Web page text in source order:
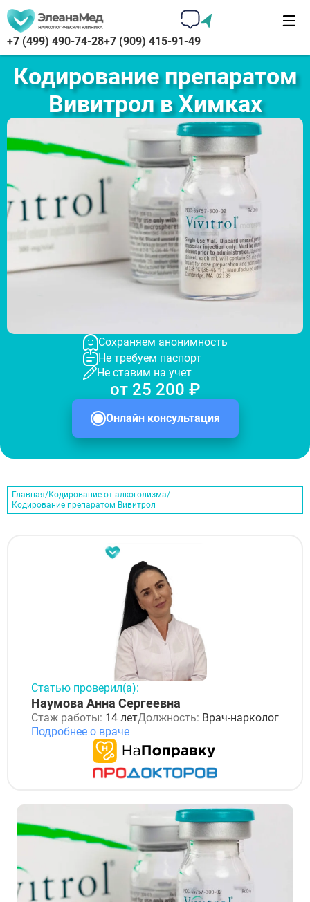
+7 (499) 490-74-28+7 (909) 415-91-49
Кодирование препаратом
Вивитрол в Химках
Сохраняем анонимность
Не требуем паспорт
Не ставим на учет
Онлайн консультация
от 25 200 ₽
Главная Кодирование от алкоголизма
Кодирование препаратом Вивитрол
Статью проверил(а):
Наумова Анна Сергеевна
Стаж работы: 14 летДолжность: Врач-нарколог
Подробнее о враче